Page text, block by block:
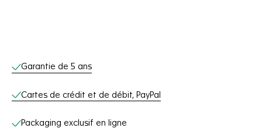
Services en ligne
Garantie de 5 ans
Cartes de crédit et de débit, PayPal
Packaging exclusif en ligne